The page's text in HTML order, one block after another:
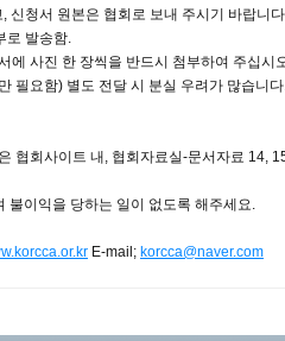
신청서 원본은 협회로 보내 주시기 바랍니
로 발송함.
에 사진 한 장씩을 반드시 첨부하여 주십시
필요함) 별도 전달 시 분실 우려가 많습니
협회사이트 내, 협회자료실-문서자료 14,
불이익을 당하는 일이 없도록 해주세요.
E-mail; korcca@naver.com